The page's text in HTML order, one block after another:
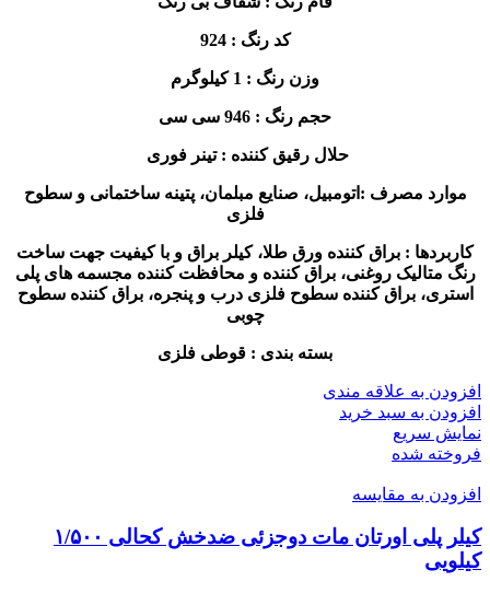
کد رنگ : 924
وزن رنگ : 1 کیلوگرم
حجم رنگ : 946 سی سی
حلال رقیق کننده : تینر فوری
موارد مصرف :اتومبیل، صنایع مبلمان، پتینه ساختمانی و سطوح
فلزی
کاربردها : براق کننده ورق طلا، کیلر براق و با کیفیت جهت ساخت
رنگ متالیک روغنی، براق کننده و محافظت کننده مجسمه های پلی
استری، براق کننده سطوح فلزی درب و پنجره، براق کننده سطوح
چوبی
بسته بندی : قوطی فلزی
افزودن به علاقه مندی
افزودن به سبد خرید
نمایش سریع
فروخته شده
افزودن به مقایسه
کیلر پلی اورتان مات دوجزئی ضدخش کحالی ۱/۵۰۰
کیلویی